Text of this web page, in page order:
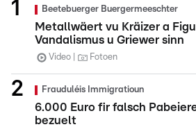
Beetebuerger Buergermeeschter
Metallwäert vu Kräizer a
Vandalismus u Griewer sinn
Video Fotoen
Frauduléis Immigratioun
6.000 Euro fir falsch
bezuelt